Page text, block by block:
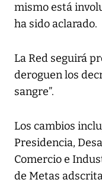
mismo está
ha sido aclarado.
La Red seguirá
deroguen los
sangre”.
Los cambios
Presidencia,
Comercio e
de Metas